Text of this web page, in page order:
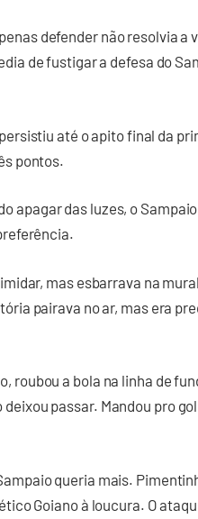
defender não resolvia a
de fustigar a defesa do
até o apito final da
pontos.
apagar das luzes, o
mas esbarrava na
pairava no ar, mas era
roubou a bola na linha de
passar. Mandou pro
queria mais.
Goiano à loucura. O